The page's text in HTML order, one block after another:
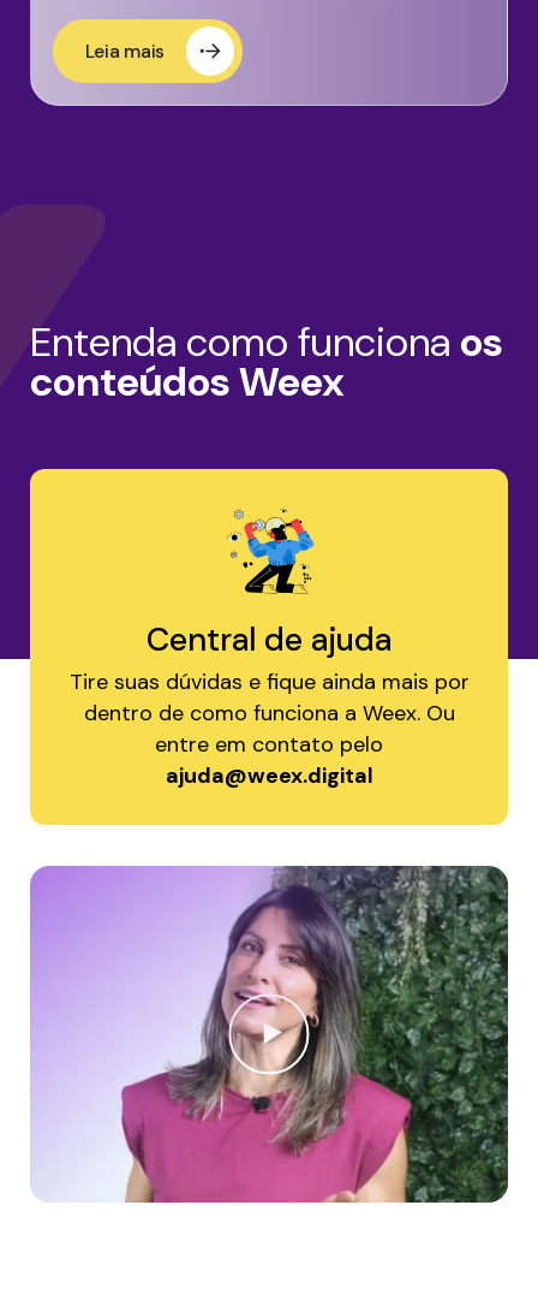
Leia mais
Entenda como funciona os
conteúdos Weex
Central de ajuda
Tire suas dúvidas e fique ainda mais por
dentro de como funciona a Weex. Ou
entre em contato pelo
ajuda@weex.digital